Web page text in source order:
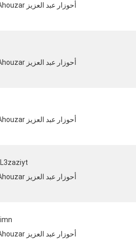
Abdel Aziz Ahouzar أحوزار عبد العزيز
Abdel Aziz Ahouzar أحوزار عبد العزيز
Abdel Aziz Ahouzar أحوزار عبد العزيز
Abdel Aziz Ahouzar أحوزار عبد العزيز
Abdel Aziz Ahouzar أحوزار عبد العزيز